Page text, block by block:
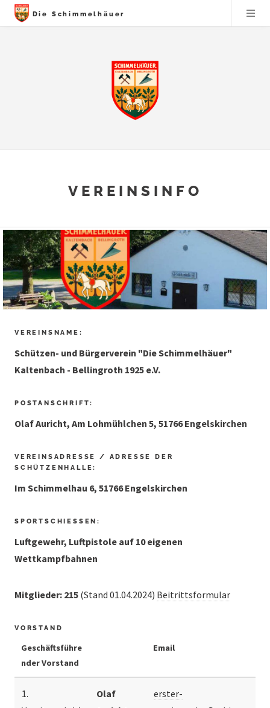
Die Schimmelhäuer
VEREINSINFO
VEREINSNAME:
Schützen- und Bürgerverein "Die Schimmelhäuer"
Kaltenbach - Bellingroth 1925 e.V.
POSTANSCHRIFT:
Olaf Auricht, Am Lohmühlchen 5, 51766 Engelskirchen
VEREINSADRESSE / ADRESSE DER
SCHÜTZENHALLE:
Im Schimmelhau 6, 51766 Engelskirchen
SPORTSCHIESSEN:
Luftgewehr, Luftpistole auf 10 eigenen
Wettkampfbahnen
Mitglieder: 215 (Stand 01.04.2024) Beitrittsformular
VORSTAND
Geschäftsführe
nder Vorstand
Email
1.
Olaf
erster-